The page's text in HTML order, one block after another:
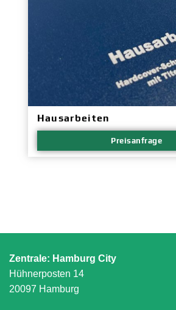
Hausarbeiten
Preisanfrage
Zentrale: Hamburg City
Hühnerposten 14
20097 Hamburg